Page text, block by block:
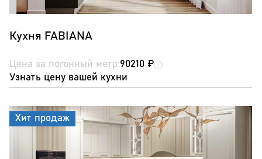
Кухня FABIANA
Цена за погонный метр:90210 ₽
Узнать цену вашей кухни
Хит продаж